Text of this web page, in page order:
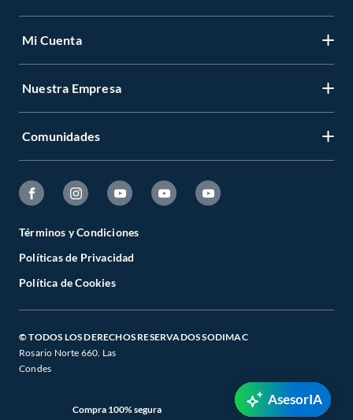
Mi Cuenta
Nuestra Empresa
Comunidades
Términos y Condiciones
Políticas de Privacidad
Política de Cookies
© TODOS LOS DERECHOS RESERVADOS SODIMAC
Rosario Norte 660. Las
Condes
Compra 100% segura
AsesorIA